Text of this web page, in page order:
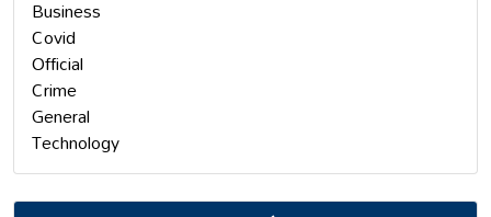
Business
Covid
Official
Crime
General
Technology